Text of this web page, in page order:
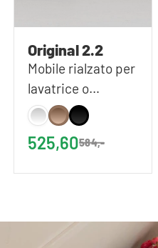
Original 2.2
Mobile rialzato per
lavatrice o
asciugatrice in
colore bianco |
67x168 (LxA)
525,60584,-